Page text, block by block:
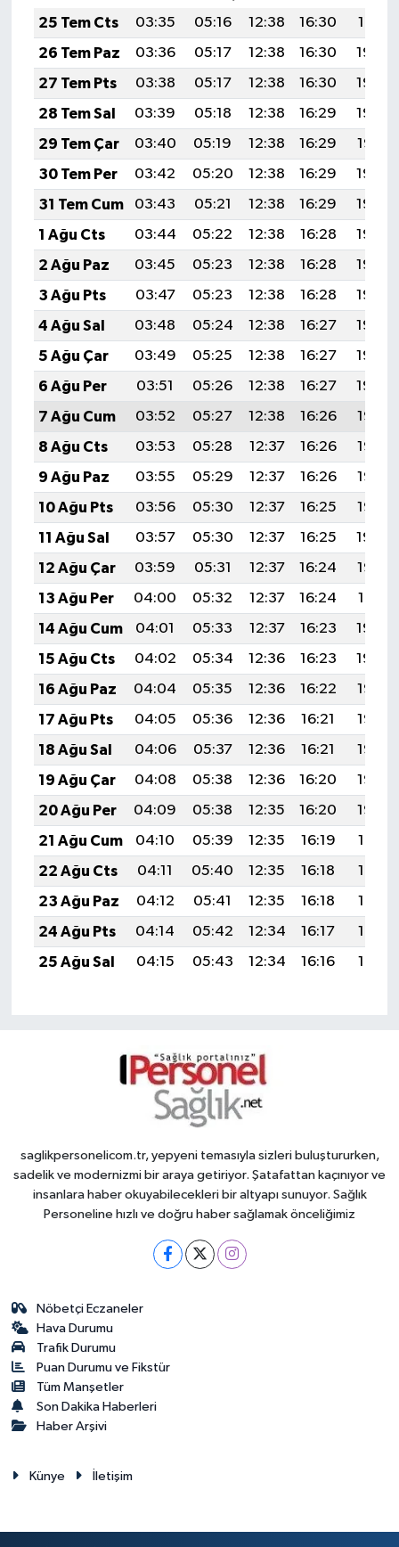
25 Tem Cts
03:35 05:16 12:38 16:30
19:51
26 Tem Paz
03:36 05:17 12:38 16:30
19:50
27 Tem Pts
03:38 05:17 12:38 16:30
19:49
28 Tem Sal
03:39 05:18 12:38 16:29
19:48
29 Tem Çar
03:40 05:19 12:38 16:29
19:47
30 Tem Per
03:42 05:20 12:38 16:29
19:46
31 Tem Cum
03:43 05:21 12:38 16:29
19:46
1 Ağu Cts
03:44 05:22 12:38 16:28
19:45
2 Ağu Paz
03:45 05:23 12:38 16:28
19:44
3 Ağu Pts
03:47 05:23 12:38 16:28
19:43
4 Ağu Sal
03:48 05:24 12:38 16:27
19:42
5 Ağu Çar
03:49 05:25 12:38 16:27
19:40
6 Ağu Per
03:51 05:26 12:38 16:27
19:39
7 Ağu Cum
03:52 05:27 12:38 16:26
19:38
8 Ağu Cts
03:53 05:28 12:37 16:26
19:37
9 Ağu Paz
03:55 05:29 12:37 16:26
19:36
10 Ağu Pts
03:56 05:30 12:37 16:25
19:35
11 Ağu Sal
03:57 05:30 12:37 16:25
19:34
12 Ağu Çar
03:59 05:31 12:37 16:24
19:32
13 Ağu Per
04:00 05:32 12:37 16:24
19:31
14 Ağu Cum
04:01 05:33 12:37 16:23
19:30
15 Ağu Cts
04:02 05:34 12:36 16:23
19:29
16 Ağu Paz
04:04 05:35 12:36 16:22
19:27
17 Ağu Pts
04:05 05:36 12:36 16:21
19:26
18 Ağu Sal
04:06 05:37 12:36 16:21
19:25
19 Ağu Çar
04:08 05:38 12:36 16:20
19:23
20 Ağu Per
04:09 05:38 12:35 16:20
19:22
21 Ağu Cum
04:10 05:39 12:35 16:19
19:21
22 Ağu Cts
04:11 05:40 12:35 16:18
19:19
23 Ağu Paz
04:12 05:41 12:35 16:18
19:18
24 Ağu Pts
04:14 05:42 12:34 16:17
19:17
25 Ağu Sal
04:15 05:43 12:34 16:16 19:15
saglikpersonelicom.tr, yepyeni temasıyla sizleri buluştururken,
sadelik ve modernizmi bir araya getiriyor. Şatafattan kaçınıyor ve
insanlara haber okuyabilecekleri bir altyapı sunuyor. Sağlık
Personeline hızlı ve doğru haber sağlamak önceliğimiz
Nöbetçi Eczaneler
Hava Durumu
Trafik Durumu
Puan Durumu ve Fikstür
Tüm Manşetler
Son Dakika Haberleri
Haber Arşivi
Künye İletişim